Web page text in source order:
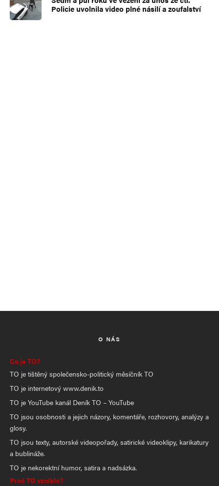
Policie uvolnila video plné násilí a zoufalství
O NÁS
Co je TO?
TO je tištěný společensko-politický měsíčník TO
TO je internetový www.denik.to
TO je YouTube kanál Deník TO – YouTube
TO jsou osobnosti a jejich názory, komentáře, rozhovory, analýzy a
glosy.
TO jsou texty, autorské videopořady, satirické videoklipy, karikatury
a bublináže.
TO je nekorektní humor, satira a nadsázka.
Proč TO vzniklo?